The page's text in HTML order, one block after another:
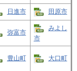
日進市 田原市
弥富市
みよし
市
豊山町 大口町